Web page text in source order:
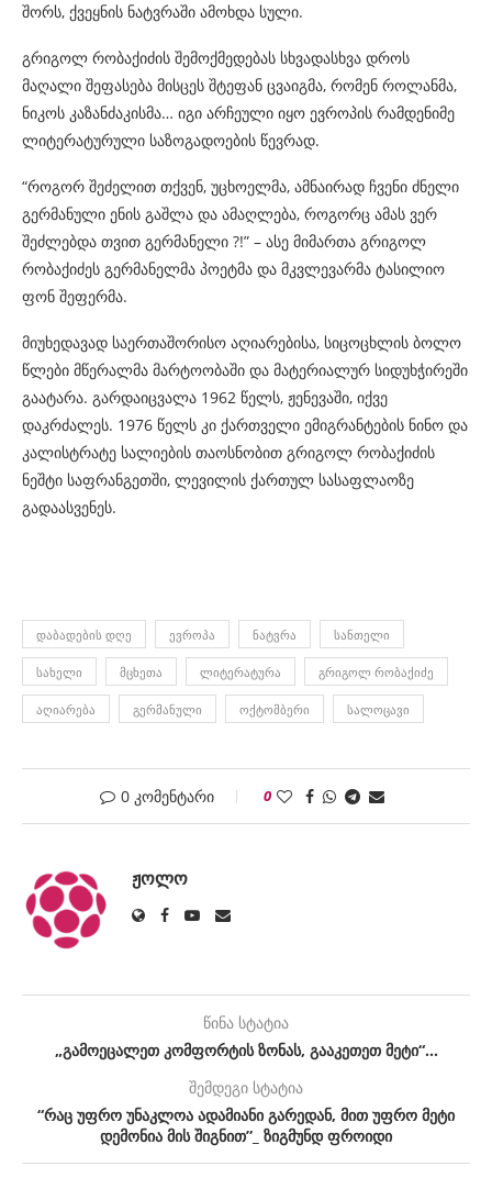
შორს, ქვეყნის ნატვრაში ამოხდა სული.
გრიგოლ რობაქიძის შემოქმედებას სხვადასხვა დროს
მაღალი შეფასება მისცეს შტეფან ცვაიგმა, რომენ როლანმა,
ნიკოს კაზანძაკისმა… იგი არჩეული იყო ევროპის რამდენიმე
ლიტერატურული საზოგადოების წევრად.
“როგორ შეძელით თქვენ, უცხოელმა, ამნაირად ჩვენი ძნელი
გერმანული ენის გაშლა და ამაღლება, როგორც ამას ვერ
შეძლებდა თვით გერმანელი ?!” – ასე მიმართა გრიგოლ
რობაქიძეს გერმანელმა პოეტმა და მკვლევარმა ტასილიო
ფონ შეფერმა.
მიუხედავად საერთაშორისო აღიარებისა, სიცოცხლის ბოლო
წლები მწერალმა მარტოობაში და მატერიალურ სიდუხჭირეში
გაატარა. გარდაიცვალა 1962 წელს, ჟენევაში, იქვე
დაკრძალეს. 1976 წელს კი ქართველი ემიგრანტების ნინო და
კალისტრატე სალიების თაოსნობით გრიგოლ რობაქიძის
ნეშტი საფრანგეთში, ლევილის ქართულ სასაფლაოზე
გადაასვენეს.
ᲓᲐᲑᲐᲓᲔᲑᲘᲡ ᲓᲦᲔ ᲔᲕᲠᲝᲞᲐ ᲜᲐᲢᲕᲠᲐ ᲡᲐᲜᲗᲔᲚᲘ
ᲡᲐᲮᲔᲚᲘ ᲛᲪᲮᲔᲗᲐ ᲚᲘᲢᲔᲠᲐᲢᲣᲠᲐ ᲒᲠᲘᲒᲝᲚ ᲠᲝᲑᲐᲥᲘᲫᲔ
ᲐᲦᲘᲐᲠᲔᲑᲐ ᲒᲔᲠᲛᲐᲜᲣᲚᲘ ᲝᲥᲢᲝᲛᲑᲔᲠᲘ ᲡᲐᲚᲝᲪᲐᲕᲘ
0 კომენტარი 0
ᲟᲝᲚᲝ
წინა სტატია
„გამოეცალეთ კომფორტის ზონას, გააკეთეთ მეტი“…
შემდეგი სტატია
“რაც უფრო უნაკლოა ადამიანი გარედან, მით უფრო მეტი
დემონია მის შიგნით”_ ზიგმუნდ ფროიდი